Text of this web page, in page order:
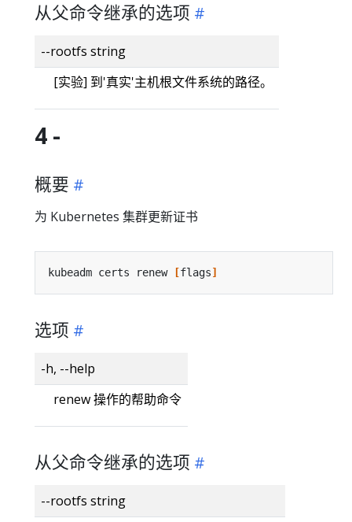
从父命令继承的选项
--rootfs string
[实验] 到'真实'主机根文件系统的路径。
4 -
概要
为 Kubernetes 集群更新证书
kubeadm certs renew [flags]
选项
-h, --help
renew 操作的帮助命令
从父命令继承的选项
--rootfs string